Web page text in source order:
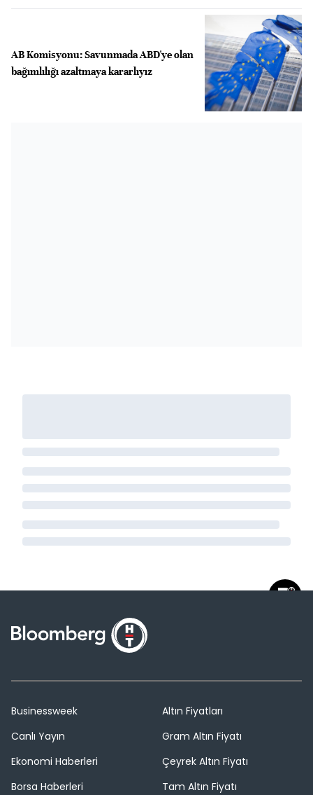
AB Komisyonu: Savunmada ABD'ye olan
bağımlılığı azaltmaya kararlıyız
Businessweek
Canlı Yayın
Ekonomi Haberleri
Borsa Haberleri
Altın Fiyatları
Gram Altın Fiyatı
Çeyrek Altın Fiyatı
Tam Altın Fiyatı